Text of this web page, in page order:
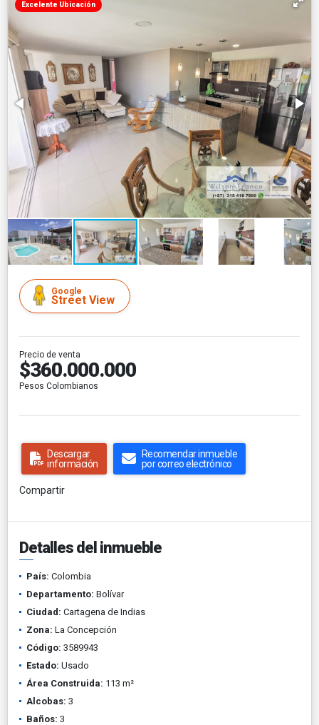
Excelente Ubicación
Google
Street View
Precio de venta
$360.000.000
Pesos Colombianos
Descargar
información
Recomendar inmueble
por correo electrónico
Compartir
Detalles del inmueble
País: Colombia
Departamento: Bolívar
Ciudad: Cartagena de Indias
Zona: La Concepción
Código: 3589943
Estado: Usado
Área Construida: 113 m²
Alcobas: 3
Baños: 3